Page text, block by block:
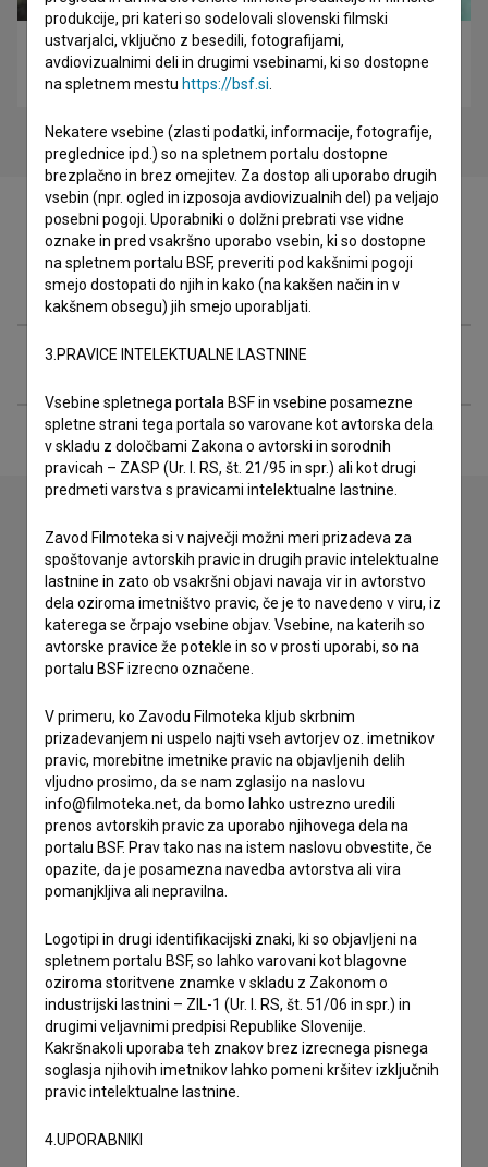
Ljeto u zlatnoj dolini (2003)
drama
Filmografija (1)
Razširjeni podatki
Stik z uredništvom
Spoštovani, s pomočjo spodnjega obrazca lahko stopite v
stik z uredništvom Baze slovenskih filmov. Veseli bomo vaših
odzivov.
prijavljam napako
želim dodati podatke
drugo
produkcije, pri kateri so sodelovali slovenski filmski
ustvarjalci, vključno z besedili, fotografijami,
avdiovizualnimi deli in drugimi vsebinami, ki so dostopne
na spletnem mestu https://bsf.si
Nekatere vsebine (zlasti podatki, informacije, fotografije,
preglednice ipd.) so na spletnem portalu dostopne
brezplačno in brez omejitev. Za dostop ali uporabo drugih
vsebin (npr. ogled in izposoja avdiovizualnih del) pa veljajo
posebni pogoji. Uporabniki o dolžni prebrati vse vidne
oznake in pred vsakršno uporabo vsebin, ki so dostopne
na spletnem portalu BSF, preveriti pod kakšnimi pogoji
smejo dostopati do njih in kako (na kakšen način in v
kakšnem obsegu) jih smejo uporabljati.
3.PRAVICE INTELEKTUALNE LASTNINE
Vsebine spletnega portala BSF in vsebine posamezne
spletne strani tega portala so varovane kot avtorska dela
v skladu z določbami Zakona o avtorski in sorodnih
pravicah – ZASP (Ur. l. RS, št. 21/95 in spr.) ali kot drugi
predmeti varstva s pravicami intelektualne lastnine.
Zavod Filmoteka si v največji možni meri prizadeva za
spoštovanje avtorskih pravic in drugih pravic intelektualne
lastnine in zato ob vsakršni objavi navaja vir in avtorstvo
dela oziroma imetništvo pravic, če je to navedeno v viru, iz
katerega se črpajo vsebine objav. Vsebine, na katerih so
avtorske pravice že potekle in so v prosti uporabi, so na
portalu BSF izrecno označene.
V primeru, ko Zavodu Filmoteka kljub skrbnim
prizadevanjem ni uspelo najti vseh avtorjev oz. imetnikov
pravic, morebitne imetnike pravic na objavljenih delih
vljudno prosimo, da se nam zglasijo na naslovu
info@filmoteka.net, da bomo lahko ustrezno uredili
prenos avtorskih pravic za uporabo njihovega dela na
portalu BSF. Prav tako nas na istem naslovu obvestite, če
opazite, da je posamezna navedba avtorstva ali vira
pomanjkljiva ali nepravilna.
Logotipi in drugi identifikacijski znaki, ki so objavljeni na
spletnem portalu BSF, so lahko varovani kot blagovne
oziroma storitvene znamke v skladu z Zakonom o
industrijski lastnini – ZIL-1 (Ur. l. RS, št. 51/06 in spr.) in
drugimi veljavnimi predpisi Republike Slovenije.
Kakršnakoli uporaba teh znakov brez izrecnega pisnega
soglasja njihovih imetnikov lahko pomeni kršitev izključnih
pravic intelektualne lastnine.
4.UPORABNIKI